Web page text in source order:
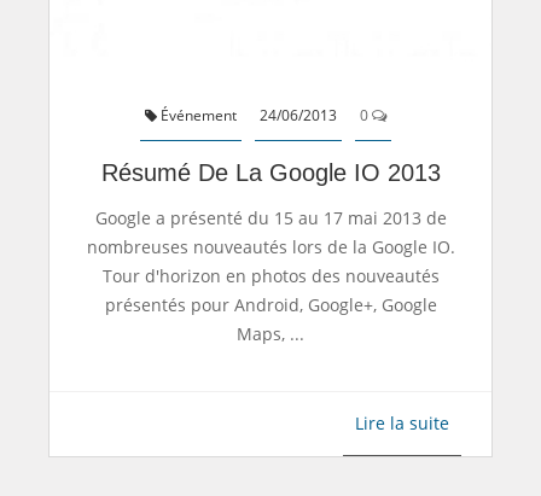
Événement 24/06/2013 0
Résumé De La Google IO 2013
Google a présenté du 15 au 17 mai 2013 de
nombreuses nouveautés lors de la Google IO.
Tour d'horizon en photos des nouveautés
présentés pour Android, Google+, Google
Maps, ...
Lire la suite